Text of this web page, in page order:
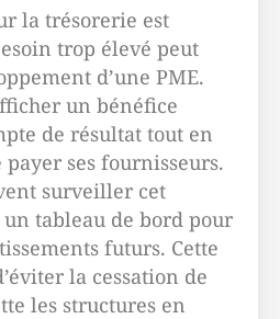
la trésorerie est
trop élevé peut
d’une PME.
un bénéfice
de résultat tout en
ses fournisseurs.
surveiller cet
tableau de bord pour
futurs. Cette
la cessation de
les structures en